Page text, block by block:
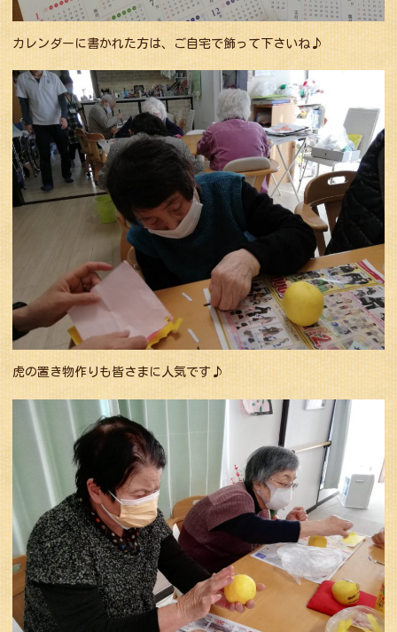
カレンダーに書かれた方は、ご自宅で飾って下さいね♪
虎の置き物作りも皆さまに人気です♪